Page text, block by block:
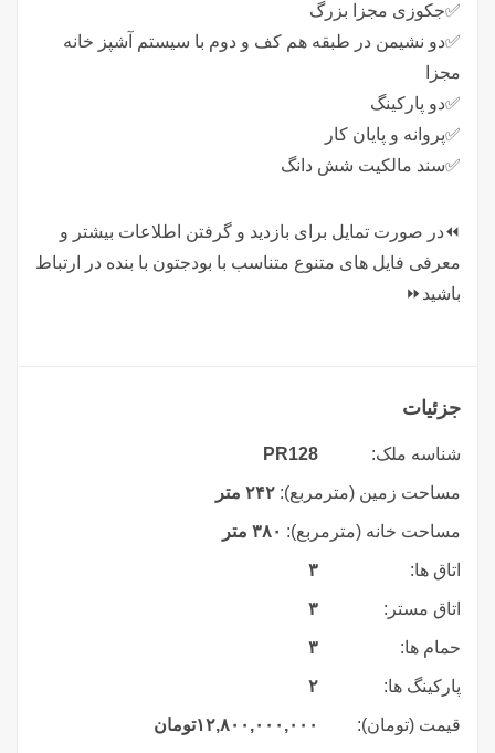
✅️جکوزی مجزا بزرگ
✅️دو نشیمن در طبقه هم کف و دوم با سیستم آشپز خانه
مجزا
✅️دو پارکینگ
✅️پروانه و پایان کار
✅️سند مالکیت شش دانگ
⏪️در صورت تمایل برای بازدید و گرفتن اطلاعات بیشتر و
معرفی فایل های متنوع متناسب با بودجتون با بنده در ارتباط
باشید⏩️
جزئیات
شناسه ملک: PR128
مساحت زمین (مترمربع): ۲۴۲ متر
مساحت خانه (مترمربع): ۳۸۰ متر
اتاق ها: ۳
اتاق مستر: ۳
حمام ها: ۳
پارکینگ ها: ۲
قیمت (تومان): ۱۲,۸۰۰,۰۰۰,۰۰۰تومان